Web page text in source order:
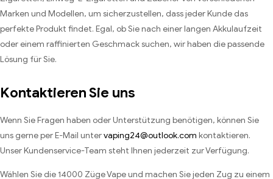
Marken und Modellen, um sicherzustellen, dass jeder Kunde das
perfekte Produkt findet. Egal, ob Sie nach einer langen Akkulaufzeit
oder einem raffinierten Geschmack suchen, wir haben die passende
Lösung für Sie.
Kontaktieren Sie uns
Wenn Sie Fragen haben oder Unterstützung benötigen, können Sie
uns gerne per E-Mail untervaping24@outlook.com kontaktieren.
Unser Kundenservice-Team steht Ihnen jederzeit zur Verfügung.
Wählen Sie die 14000 Züge Vape und machen Sie jeden Zug zu einem